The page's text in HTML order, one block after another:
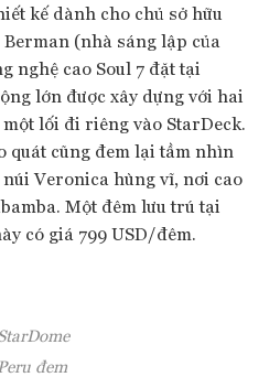
kế dành cho chủ sở hữu
(nhà sáng lập của
nghệ cao Soul 7 đặt tại
lớn được xây dựng với hai
lối đi riêng vào StarDeck.
quát cũng đem lại tầm nhìn
Veronica hùng vĩ, nơi cao
Một đêm lưu trú tại
có giá 799 USD/đêm.
Peru đem